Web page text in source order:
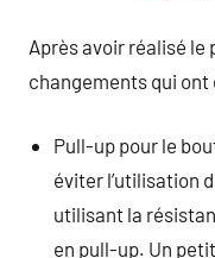
Après avoir réalisé
changements qui ont
Pull-up pour le
éviter l’utilisation
utilisant la
en pull-up. Un